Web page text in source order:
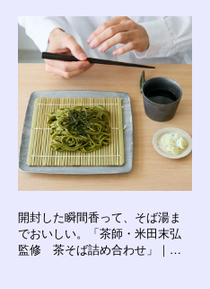
Espresso Tokyo×豆善
開封した瞬間香って、そば湯ま
でおいしい。「茶師・米田末弘
監修 茶そば詰め合わせ」｜カ